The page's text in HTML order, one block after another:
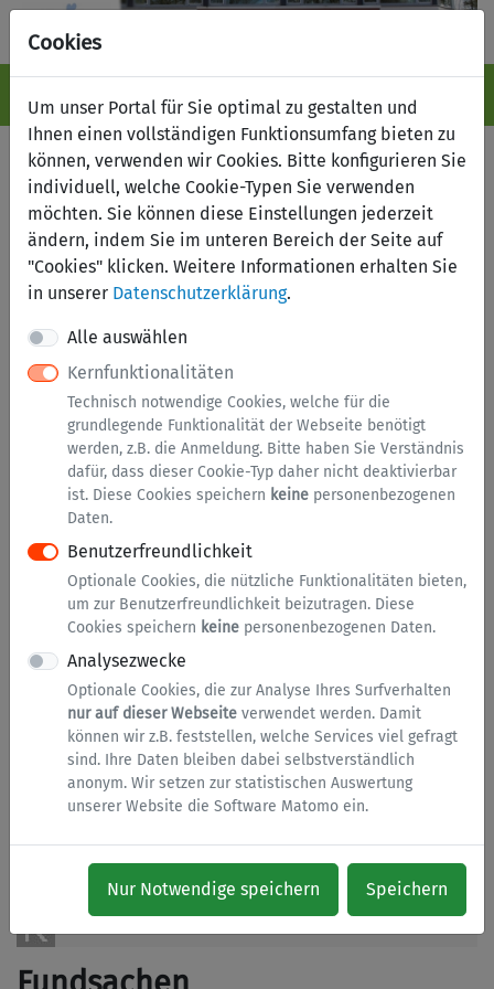
Cookies
Um unser Portal für Sie optimal zu gestalten und
Ihnen einen vollständigen Funktionsumfang bieten zu
können, verwenden wir Cookies. Bitte konfigurieren Sie
individuell, welche Cookie-Typen Sie verwenden
möchten. Sie können diese Einstellungen jederzeit
ändern, indem Sie im unteren Bereich der Seite auf
"Cookies" klicken. Weitere Informationen erhalten Sie
in unserer Datenschutzerklärung.
Alle auswählen
Kernfunktionalitäten
Technisch notwendige Cookies, welche für die
grundlegende Funktionalität der Webseite benötigt
werden, z.B. die Anmeldung. Bitte haben Sie Verständnis
dafür, dass dieser Cookie-Typ daher nicht deaktivierbar
ist. Diese Cookies speichern keine personenbezogenen
Daten.
Benutzerfreundlichkeit
Optionale Cookies, die nützliche Funktionalitäten bieten,
um zur Benutzerfreundlichkeit beizutragen. Diese
Cookies speichern keine personenbezogenen Daten.
Analysezwecke
Optionale Cookies, die zur Analyse Ihres Surfverhalten
nur auf dieser Webseite verwendet werden. Damit
können wir z.B. feststellen, welche Services viel gefragt
sind. Ihre Daten bleiben dabei selbstverständlich
anonym. Wir setzen zur statistischen Auswertung
unserer Website die Software Matomo ein.
Nur Notwendige speichern Speichern
Fundbüro online
Suche nach Fundsachen Fund melden
Verlust melden
Kategorien
Brillen
Dokumente
Elektronik
Fahrräder
Geldbörse
Handy
Kfz
Kleidung
Medien
Schirm
Schlüssel
Schmuck
Sonstiges